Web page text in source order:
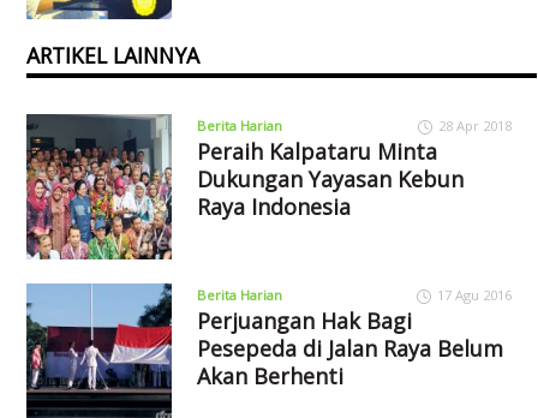
ARTIKEL LAINNYA
Berita Harian 28 Apr 2018
Peraih Kalpataru Minta
Dukungan Yayasan Kebun
Raya Indonesia
Berita Harian 17 Agu 2016
Perjuangan Hak Bagi
Pesepeda di Jalan Raya Belum
Akan Berhenti